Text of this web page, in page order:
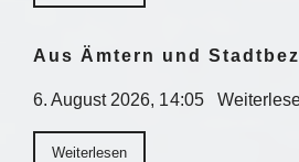
Aus Ämtern und
6. August 2026, 14:05
Weiterlesen